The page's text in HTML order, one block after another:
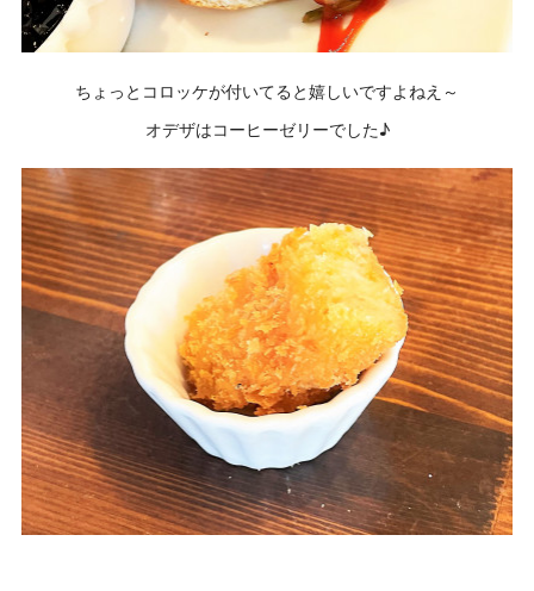
ちょっとコロッケが付いてると嬉しいですよねえ～
オデザはコーヒーゼリーでした♪